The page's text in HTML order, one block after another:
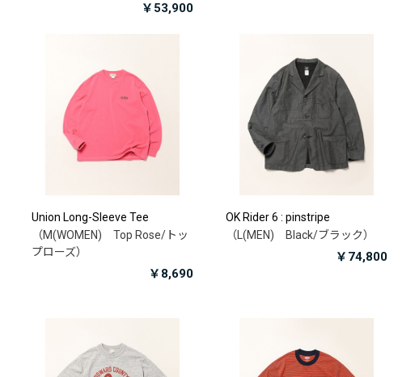
￥53,900
Union Long-Sleeve Tee
（M(WOMEN) Top Rose/トッ
プローズ）
￥8,690
OK Rider 6 : pinstripe
（L(MEN) Black/ブラック）
￥74,800